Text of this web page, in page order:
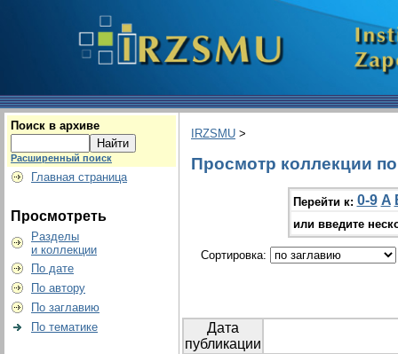
Поиск в архиве
Расширенный поиск
Главная страница
Просмотреть
Разделы
и коллекции
По дате
По автору
По заглавию
По тематике
IRZSMU >
Просмотр коллекции
Перейти к: 0-9 A
или введите
Сортировка:
Дата
публикации